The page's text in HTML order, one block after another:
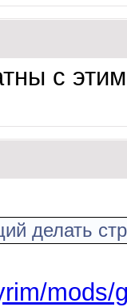
с
делать
mods/